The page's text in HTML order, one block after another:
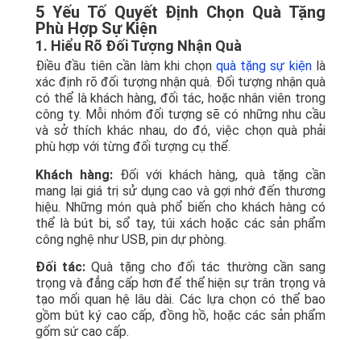
5 Yếu Tố Quyết Định Chọn Quà Tặng
Phù Hợp Sự Kiện
1. Hiểu Rõ Đối Tượng Nhận Quà
Điều đầu tiên cần làm khi chọn quà tặng sự kiệnlà
xác định rõ đối tượng nhận quà. Đối tượng nhận quà
có thể là khách hàng, đối tác, hoặc nhân viên trong
công ty. Mỗi nhóm đối tượng sẽ có những nhu cầu
và sở thích khác nhau, do đó, việc chọn quà phải
phù hợp với từng đối tượng cụ thể.
Khách hàng:Đối với khách hàng, quà tặng cần
mang lại giá trị sử dụng cao và gợi nhớ đến thương
hiệu. Những món quà phổ biến cho khách hàng có
thể là bút bi, sổ tay, túi xách hoặc các sản phẩm
công nghệ như USB, pin dự phòng.
Đối tác: Quà tặng cho đối tác thường cần sang
trọng và đẳng cấp hơn để thể hiện sự trân trọng và
tạo mối quan hệ lâu dài. Các lựa chọn có thể bao
gồm bút ký cao cấp, đồng hồ, hoặc các sản phẩm
gốm sứ cao cấp.